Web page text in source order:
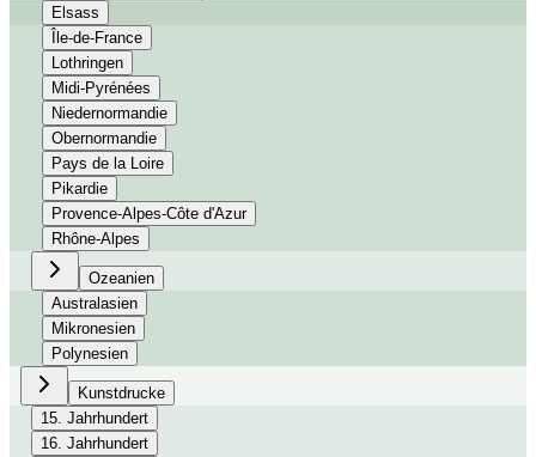
Elsass
Île-de-France
Lothringen
Midi-Pyrénées
Niedernormandie
Obernormandie
Pays de la Loire
Pikardie
Provence-Alpes-Côte d'Azur
Rhône-Alpes
Ozeanien
Australasien
Mikronesien
Polynesien
Kunstdrucke
15. Jahrhundert
16. Jahrhundert